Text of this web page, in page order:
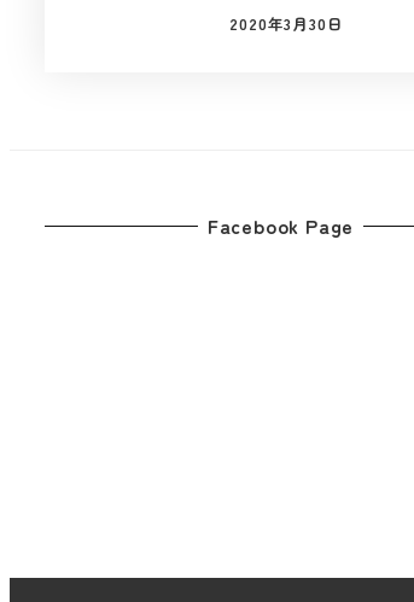
投稿日
2020年3月30日
Facebook Page